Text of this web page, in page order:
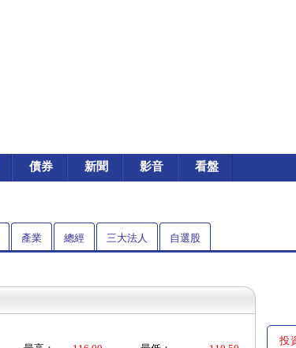
債券 新聞 影音 看盤
產業 總經 三大法人 自選股
投